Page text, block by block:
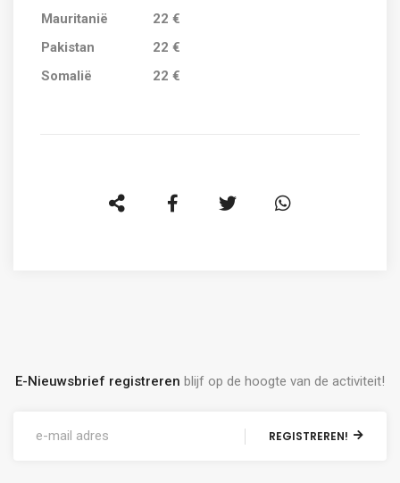
Mauritanië
22 €
Pakistan
22 €
Somalië
22 €
E-Nieuwsbrief registreren blijf op de hoogte van de activiteit!
REGISTREREN!